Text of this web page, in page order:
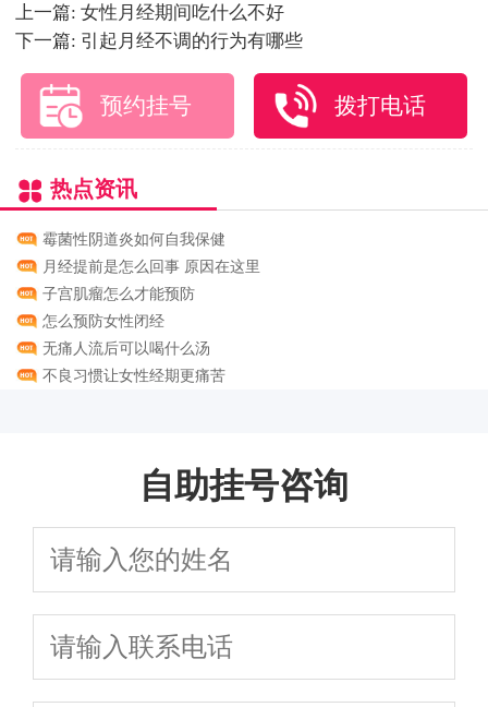
上一篇: 女性月经期间吃什么不好
下一篇: 引起月经不调的行为有哪些
预约挂号 拨打电话
热点资讯
霉菌性阴道炎如何自我保健
月经提前是怎么回事 原因在这里
子宫肌瘤怎么才能预防
怎么预防女性闭经
无痛人流后可以喝什么汤
不良习惯让女性经期更痛苦
自助挂号咨询